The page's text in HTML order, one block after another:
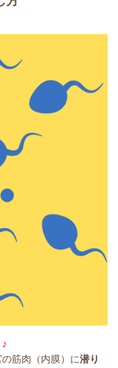
筋肉（内膜）に潜り